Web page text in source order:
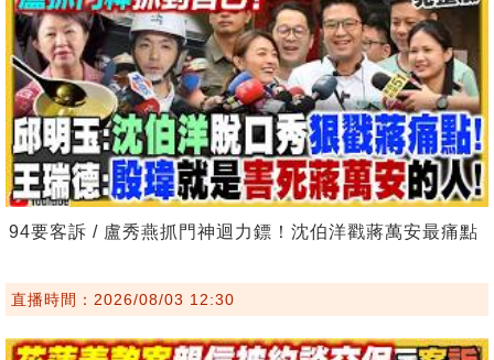
94要客訴 / 盧秀燕抓門神迴力鏢！沈伯洋戳蔣萬安最痛點
直播時間：2026/08/03 12:30